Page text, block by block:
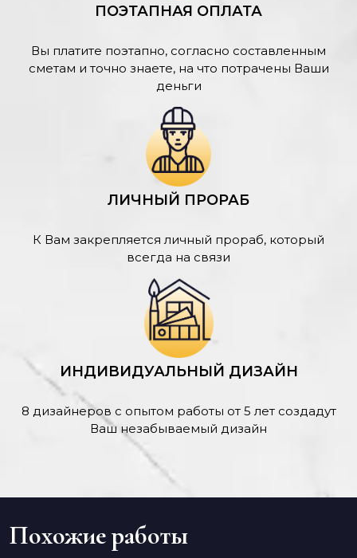
ПОЭТАПНАЯ ОПЛАТА
Вы платите поэтапно, согласно составленным
сметам и точно знаете, на что потрачены Ваши
деньги
ЛИЧНЫЙ ПРОРАБ
К Вам закрепляется личный прораб, который
всегда на связи
ИНДИВИДУАЛЬНЫЙ ДИЗАЙН
8 дизайнеров с опытом работы от 5 лет создадут
Ваш незабываемый дизайн
Похожие работы